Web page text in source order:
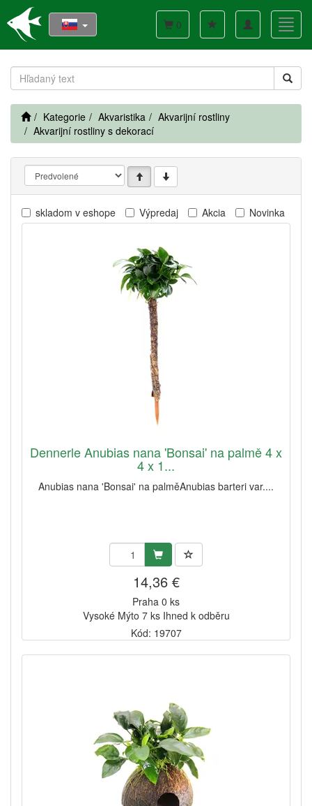
Toggle
navigation
0
Kategorie Akvaristika
Akvarijní rostliny
Akvarijní rostliny s dekorací
skladom v eshope Výpredaj Akcia Novinka
Dennerle Anubias nana 'Bonsai' na palmě 4 x
4 x 1...
Anubias nana 'Bonsai' na palměAnubias barteri var....
14,36 €
Praha 0 ks
Vysoké Mýto 7 ks Ihned k odběru
Kód: 19707